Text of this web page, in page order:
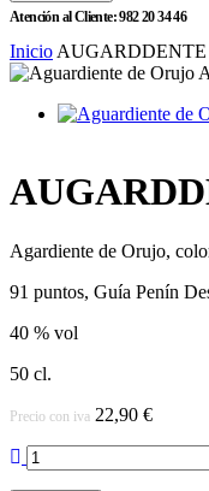
Atención al Cliente: 982 20 34 46
Inicio AUGARDDENTE
Agardiente de Orujo,
91 puntos, Guía Penín
40 % vol
50 cl.
Precio con iva 22,90 €